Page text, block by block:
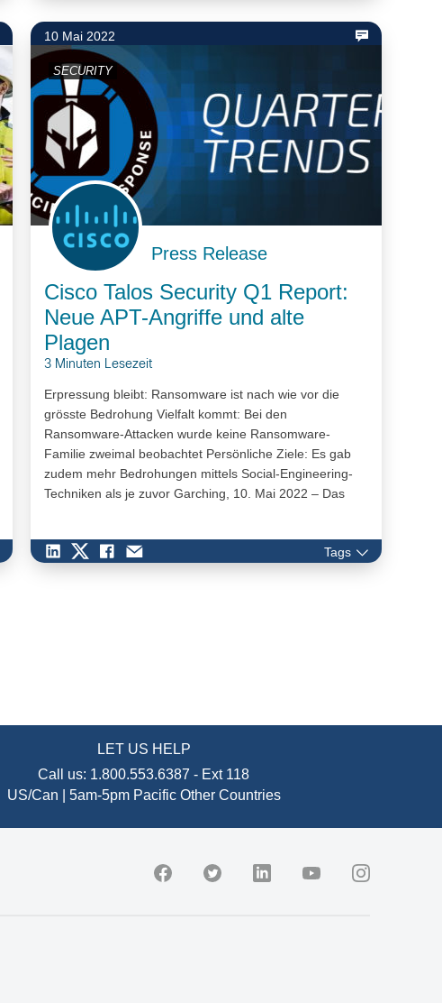
Angriffstrends.
10 Mai 2022
SECURITY
Press Release
Cisco Talos Security Q1 Report:
Neue APT-Angriffe und alte
Plagen
3 Minuten Lesezeit
Erpressung bleibt: Ransomware ist nach wie vor die
grösste Bedrohung Vielfalt kommt: Bei den
Ransomware-Attacken wurde keine Ransomware-
Familie zweimal beobachtet Persönliche Ziele: Es gab
zudem mehr Bedrohungen mittels Social-Engineering-
Techniken als je zuvor Garching, 10. Mai 2022 – Das
Tags
LET US HELP
Call us: 1.800.553.6387 - Ext 118
US/Can | 5am-5pm Pacific Other Countries